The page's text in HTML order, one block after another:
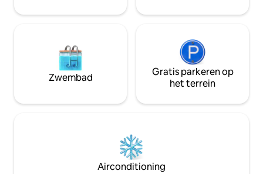
Zwembad
Gratis parkeren op
het terrein
Airconditioning